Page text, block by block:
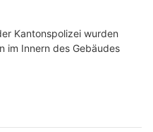
Kantonspolizei wurden
im Innern des Gebäudes